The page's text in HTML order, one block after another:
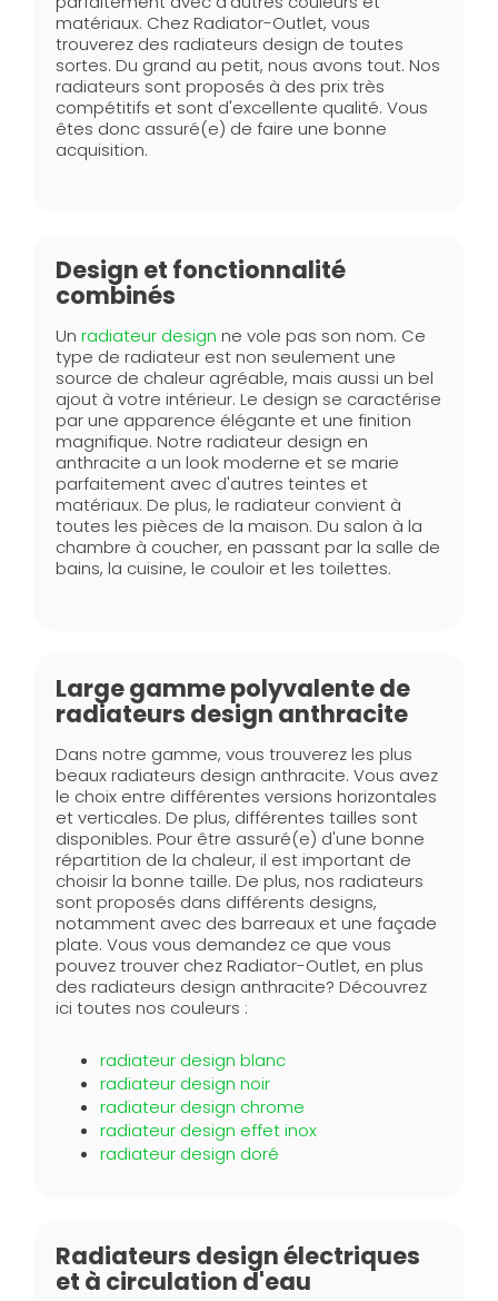
matériaux. Chez Radiator-Outlet, vous
trouverez des radiateurs design de toutes
sortes. Du grand au petit, nous avons tout. Nos
radiateurs sont proposés à des prix très
compétitifs et sont d'excellente qualité. Vous
êtes donc assuré(e) de faire une bonne
acquisition.
Design et fonctionnalité
combinés
Un radiateur design ne vole pas son nom. Ce
type de radiateur est non seulement une
source de chaleur agréable, mais aussi un bel
ajout à votre intérieur. Le design se caractérise
par une apparence élégante et une finition
magnifique. Notre radiateur design en
anthracite a un look moderne et se marie
parfaitement avec d'autres teintes et
matériaux. De plus, le radiateur convient à
toutes les pièces de la maison. Du salon à la
chambre à coucher, en passant par la salle de
bains, la cuisine, le couloir et les toilettes.
Large gamme polyvalente de
radiateurs design anthracite
Dans notre gamme, vous trouverez les plus
beaux radiateurs design anthracite. Vous avez
le choix entre différentes versions horizontales
et verticales. De plus, différentes tailles sont
disponibles. Pour être assuré(e) d'une bonne
répartition de la chaleur, il est important de
choisir la bonne taille. De plus, nos radiateurs
sont proposés dans différents designs,
notamment avec des barreaux et une façade
plate. Vous vous demandez ce que vous
pouvez trouver chez Radiator-Outlet, en plus
des radiateurs design anthracite? Découvrez
ici toutes nos couleurs :
radiateur design blanc
radiateur design noir
radiateur design chrome
radiateur design effet inox
radiateur design doré
Radiateurs design électriques
et à circulation d'eau